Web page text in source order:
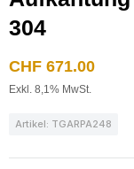
304
CHF 671.00
Exkl. 8,1% MwSt.
Artikel: TGARPA248